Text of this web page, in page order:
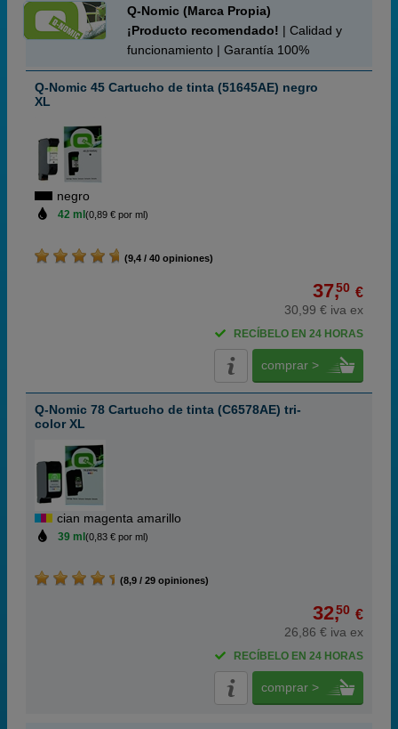
Q-Nomic (Marca Propia)
¡Producto recomendado! | Calidad y
funcionamiento | Garantía 100%
Q-Nomic 45 Cartucho de tinta (51645AE) negro
XL
negro
42 ml (0,89 € por ml)
(9,4 / 40 opiniones)
37,50 €
30,99 € iva ex
RECÍBELO EN 24 HORAS
comprar >
Q-Nomic 78 Cartucho de tinta (C6578AE) tri-
color XL
cian magenta amarillo
39 ml (0,83 € por ml)
(8,9 / 29 opiniones)
32,50 €
26,86 € iva ex
RECÍBELO EN 24 HORAS
comprar >